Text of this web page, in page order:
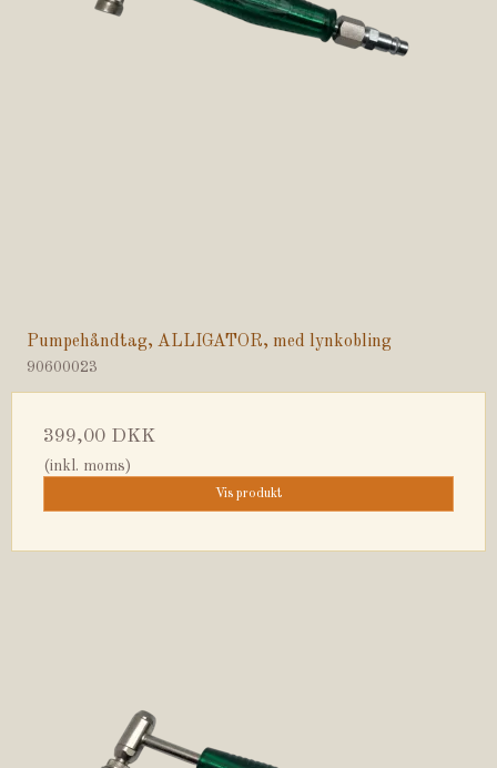
Pumpehåndtag, ALLIGATOR, med lynkobling
90600023
399,00 DKK
(inkl. moms)
Vis produkt